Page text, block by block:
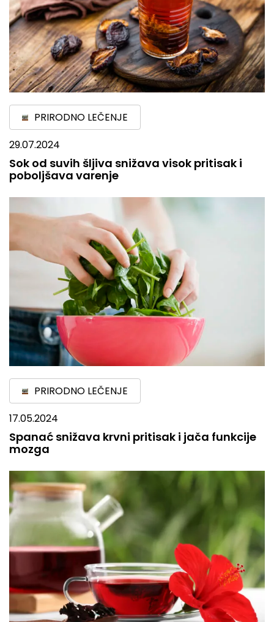
PRIRODNO LEČENJE
29.07.2024
Sok od suvih šljiva snižava visok pritisak i
poboljšava varenje
PRIRODNO LEČENJE
17.05.2024
Spanać snižava krvni pritisak i jača funkcije
mozga